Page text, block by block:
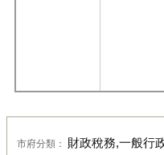
市府分類： 財政稅務,一般行